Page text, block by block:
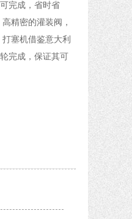
完成，省时省
精密的灌装阀，
塞机借鉴意大利
完成，保证其可